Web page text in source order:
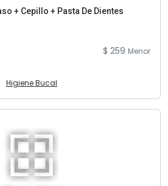
+ Cepillo + Pasta De Dientes
$ 259 Menor
Higiene Bucal